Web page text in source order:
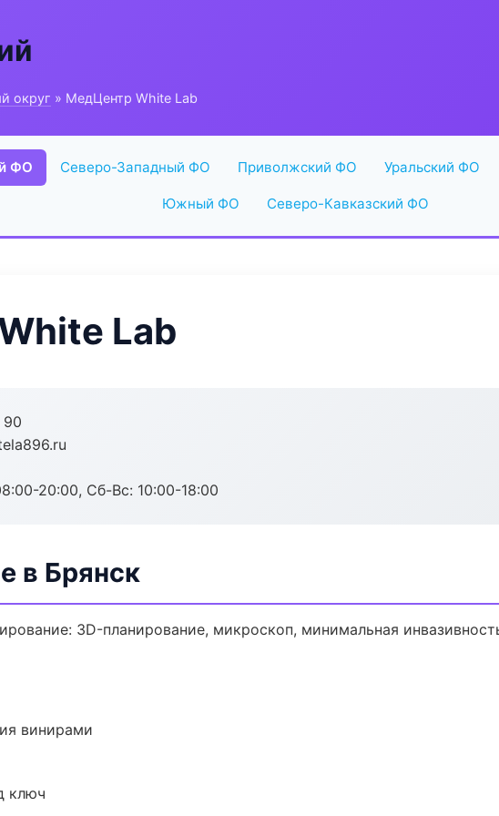
округ » МедЦентр White Lab
ФО Северо-Западный ФО Приволжский ФО Уральский ФО
Южный ФО Северо-Кавказский ФО
Lab
90
20:00, Сб-Вс: 10:00-18:00
в Брянск
3D-планирование, микроскоп, минимальная
винирами
ключ